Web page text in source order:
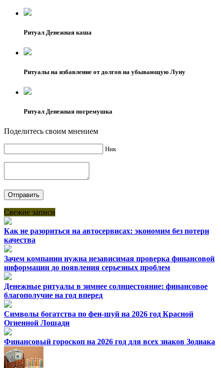
Ритуал Денежная каша
Ритуалы на избавление от долгов на убывающую Луну
Ритуал Денежная погремушка
Поделитесь своим мнением
Ник
Свежие записи
Как не разориться на автосервисах: экономим без потери
качества
Зачем компании нужна независимая проверка финансовой
информации до появления серьезных проблем
Денежные ритуалы в зимнее солнцестояние: финансовое
благополучие на год вперед
Символы богатства по фен-шуй на 2026 год Красной
Огненной Лошади
Финансовый гороскоп на 2026 год для всех знаков Зодиака